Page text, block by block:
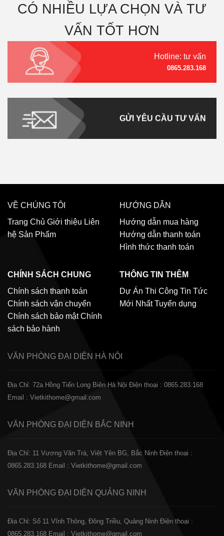
CÓ NHIỀU LỰA CHỌN VÀ TƯ
VẤN TỐT HƠN
Hotline: tư vấn
0865.283.168
GỬI YÊU CẦU TƯ VẤN
VỀ CHÚNG TÔI
Trang Chủ Giới thiệu Liên
hệ Sản Phẩm
HƯỚNG DẪN
Hướng dẫn mua hàng
Hướng dẫn thanh toán
Hình thức thanh toán
CHÍNH SÁCH CHUNG
Chính sách thanh toán
Chính sách vận chuyển
Chính sách bảo mật Chính
sách bảo hành
THÔNG TIN THÊM
Dự Án Thi Công Tin Tức
Mới Nhất Tuyển dụng
VĂN PHÒNG ĐẠI DIỆN HÀ NỘI
Địa Chỉ: 72a Hồng Tiến Long Biên Hà Nội Điện thoại : 0865.283.168
Email : Vietkithome@gmail.com
VĂN PHÒNG ĐẠI DIỆN BẮC NINH
Địa Chỉ: 11 Vương Văn Trà, Việt Yên BG, Bắc Ninh Điện thoại :
0865.283.168 Email : Vietkithome@gmail.com
VĂN PHÒNG ĐẠI DIỆN QUẢNG NINH
Địa Chỉ: Số 11 Vĩnh Thông, Đông Triều, Quảng Ninh Điện thoại :
0865.283.168 Email : Vietkithome@gmail.com